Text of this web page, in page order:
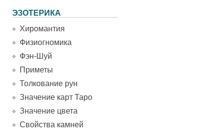
ЭЗОТЕРИКА
Хиромантия
Физиогномика
Фэн-Шуй
Приметы
Толкование рун
Значение карт Таро
Значение цвета
Свойства камней